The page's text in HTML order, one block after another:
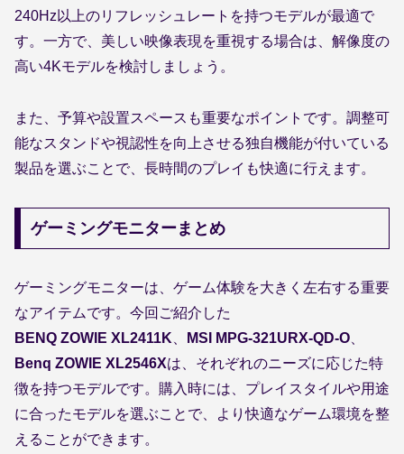
240Hz以上のリフレッシュレートを持つモデルが最適で
す。一方で、美しい映像表現を重視する場合は、解像度の
高い4Kモデルを検討しましょう。
また、予算や設置スペースも重要なポイントです。調整可
能なスタンドや視認性を向上させる独自機能が付いている
製品を選ぶことで、長時間のプレイも快適に行えます。
ゲーミングモニターまとめ
ゲーミングモニターは、ゲーム体験を大きく左右する重要
なアイテムです。今回ご紹介した
BENQ ZOWIE XL2411K
MSI MPG-321URX-QD-O
Benq ZOWIE XL2546Xは、それぞれのニーズに応じた特
徴を持つモデルです。購入時には、プレイスタイルや用途
に合ったモデルを選ぶことで、より快適なゲーム環境を整
えることができます。